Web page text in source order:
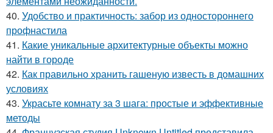
40. Удобство и практичность: забор из одностороннего
профнастила
41. Какие уникальные архитектурные объекты можно
найти в городе
42. Как правильно хранить гашеную известь в домашних
условиях
43. Украсьте комнату за 3 шага: простые и эффективные
методы